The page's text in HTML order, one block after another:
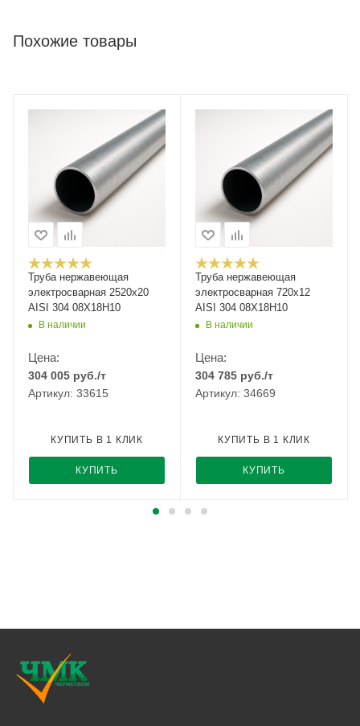
Похожие товары
Труба нержавеющая
электросварная 2520х20
AISI 304 08Х18Н10
В наличии
Цена:
304 005 руб./т
Артикул: 33615
КУПИТЬ
КУПИТЬ В 1 КЛИК
Труба нержавеющая
электросварная 720х12
AISI 304 08Х18Н10
В наличии
Цена:
304 785 руб./т
Артикул: 34669
КУПИТЬ
КУПИТЬ В 1 КЛИК